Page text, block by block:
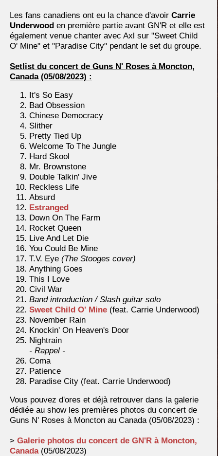
Les fans canadiens ont eu la chance d'avoir Carrie
Underwood en première partie avant GN'R et elle est
également venue chanter avec Axl sur "Sweet Child
O' Mine" et "Paradise City" pendant le set du groupe.
Setlist du concert de Guns N' Roses à Moncton,
Canada (05/08/2023) :
It's So Easy
Bad Obsession
Chinese Democracy
Slither
Pretty Tied Up
Welcome To The Jungle
Hard Skool
Mr. Brownstone
Double Talkin' Jive
Reckless Life
Absurd
Estranged
Down On The Farm
Rocket Queen
Live And Let Die
You Could Be Mine
T.V. Eye (The Stooges cover)
Anything Goes
This I Love
Civil War
Band introduction / Slash guitar solo
Sweet Child O' Mine (feat. Carrie Underwood)
November Rain
Knockin' On Heaven's Door
Nightrain
- Rappel -
Coma
Patience
Paradise City (feat. Carrie Underwood)
Vous pouvez d'ores et déjà retrouver dans la galerie
dédiée au show les premières photos du concert de
Guns N' Roses à Moncton au Canada (05/08/2023) :
> Galerie photos du concert de GN'R à Moncton,
Canada(05/08/2023)